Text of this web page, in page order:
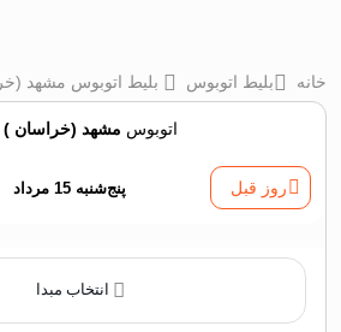
خانه بلیط اتوبوس بلیط اتوبوس مشهد
اتوبوس مشهد (خراسان )
روز قبل پنج‌شنبه 15 مرداد